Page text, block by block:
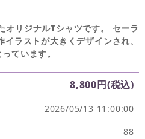
オリジナルTシャツです。 セーラ
ラストが大きくデザインされ、
ています。
8,800円(税込)
2026/05/13 11:00:00
88